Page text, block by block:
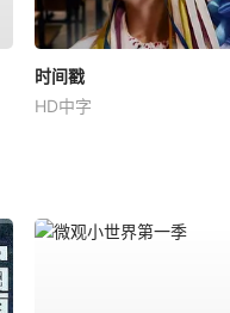
时间戳
HD中字